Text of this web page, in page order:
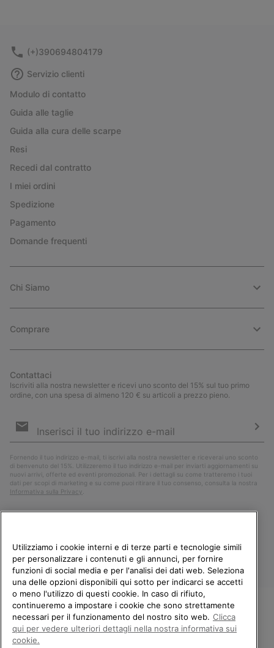
(+)390694804179
Servizio clienti
Modulo di contatto
Guida alle taglie
Guida alla cura delle scarpe
Resi
Recedi dal contratto
I miei ordini
Spedizione
Pagamento
Domande frequenti
Chi Siamo
Comprare
Contattaci
Iscriviti alla nostra newsletter e ricevi uno sconto del 15% sul tuo primo
ordine, con una spesa di almeno 120 € su articoli a prezzo pieno.
e-
Fornendo il tuo indirizzo e-mail, ti iscrivi alla nostra newsletter e riceverai uno sconto
di benvenuto del 15%. Utilizzeremo il tuo indirizzo e-mail per inviarti aggiornamenti su
nuovi arrivi, offerte ed eventi promozionali. Per i dettagli su come tratteremo i tuoi
dati per scopi di marketing e su come puoi ritirare il tuo consenso, consulta la nostra
Informativa sulla Privacy
Italia
©2026Columbia Sportswear Company. Avenue des Morgines, 12 1213
Petit-Lancy Switzerland. Tutti i diritti riservati.
BENVENUTO/A IN SOREL.
SELEZIONA IL TUO PAESE DI
Utilizziamo i cookie interni e di terze parti e tecnologie simili
per personalizzare i contenuti e gli annunci, per fornire
funzioni di social media e per l'analisi dei dati web. Seleziona
una delle opzioni disponibili qui sotto per indicarci se accetti
o meno l'utilizzo di questi cookie. In caso di rifiuto,
continueremo a impostare i cookie che sono strettamente
necessari per il funzionamento del nostro sito web. Clicca
qui per vedere ulteriori dettagli nella nostra informativa sui
cookie.